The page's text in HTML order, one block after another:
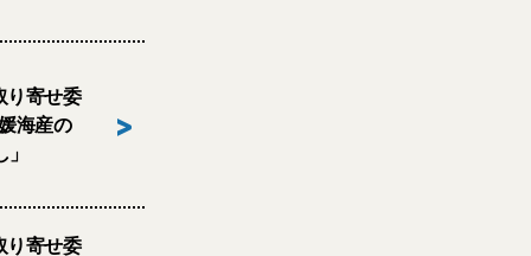
り寄せ委
海産の
>
り寄せ委